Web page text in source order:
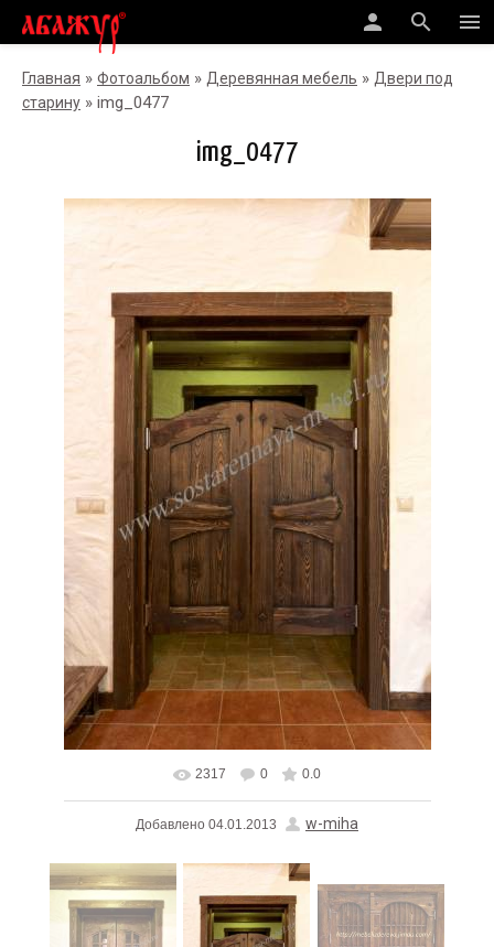
menu
search
person
Главная » Фотоальбом » Деревянная мебель » Двери под
старину » img_0477
img_0477
В реальном размере 683x1024
2317 0 0.0
Добавлено 04.01.2013 w-miha